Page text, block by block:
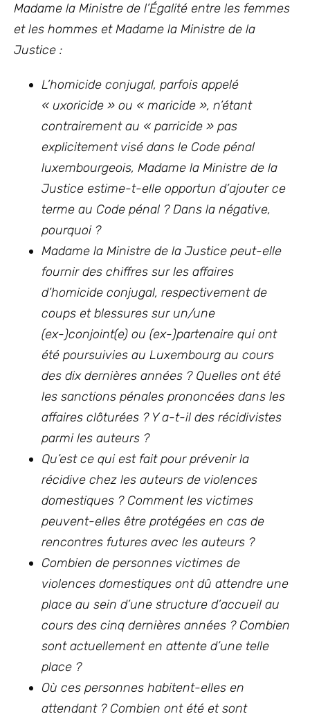
Madame la Ministre de l’Égalité entre les femmes
et les hommes et Madame la Ministre de la
Justice :
L’homicide conjugal, parfois appelé
« uxoricide » ou « maricide », n’étant
contrairement au « parricide » pas
explicitement visé dans le Code pénal
luxembourgeois, Madame la Ministre de la
Justice estime-t-elle opportun d’ajouter ce
terme au Code pénal ? Dans la négative,
pourquoi ?
Madame la Ministre de la Justice peut-elle
fournir des chiffres sur les affaires
d’homicide conjugal, respectivement de
coups et blessures sur un/une
(ex-)conjoint(e) ou (ex-)partenaire qui ont
été poursuivies au Luxembourg au cours
des dix dernières années ? Quelles ont été
les sanctions pénales prononcées dans les
affaires clôturées ? Y a-t-il des récidivistes
parmi les auteurs ?
Qu’est ce qui est fait pour prévenir la
récidive chez les auteurs de violences
domestiques ? Comment les victimes
peuvent-elles être protégées en cas de
rencontres futures avec les auteurs ?
Combien de personnes victimes de
violences domestiques ont dû attendre une
place au sein d’une structure d’accueil au
cours des cinq dernières années ? Combien
sont actuellement en attente d’une telle
place ?
Où ces personnes habitent-elles en
attendant ? Combien ont été et sont